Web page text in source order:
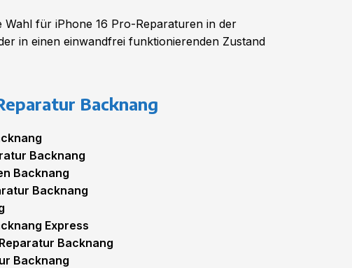
für iPhone 16 Pro-Reparaturen in der
in einen einwandfrei funktionierenden Zustand
Backnang
Backnang
Backnang
Backnang
Express
Backnang
Backnang